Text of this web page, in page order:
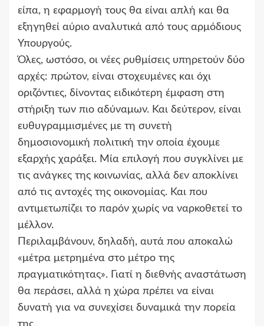
είπα, η εφαρμογή τους θα είναι απλή και θα
εξηγηθεί αύριο αναλυτικά από τους αρμόδιους
Υπουργούς.
Όλες, ωστόσο, οι νέες ρυθμίσεις υπηρετούν δύο
αρχές: πρώτον, είναι στοχευμένες και όχι
οριζόντιες, δίνοντας ειδικότερη έμφαση στη
στήριξη των πιο αδύναμων. Και δεύτερον, είναι
ευθυγραμμισμένες με τη συνετή
δημοσιονομική πολιτική την οποία έχουμε
εξαρχής χαράξει. Μία επιλογή που συγκλίνει με
τις ανάγκες της κοινωνίας, αλλά δεν αποκλίνει
από τις αντοχές της οικονομίας. Και που
αντιμετωπίζει το παρόν χωρίς να ναρκοθετεί το
μέλλον.
Περιλαμβάνουν, δηλαδή, αυτά που αποκαλώ
«μέτρα μετρημένα στο μέτρο της
πραγματικότητας». Γιατί η διεθνής αναστάτωση
θα περάσει, αλλά η χώρα πρέπει να είναι
δυνατή για να συνεχίσει δυναμικά την πορεία